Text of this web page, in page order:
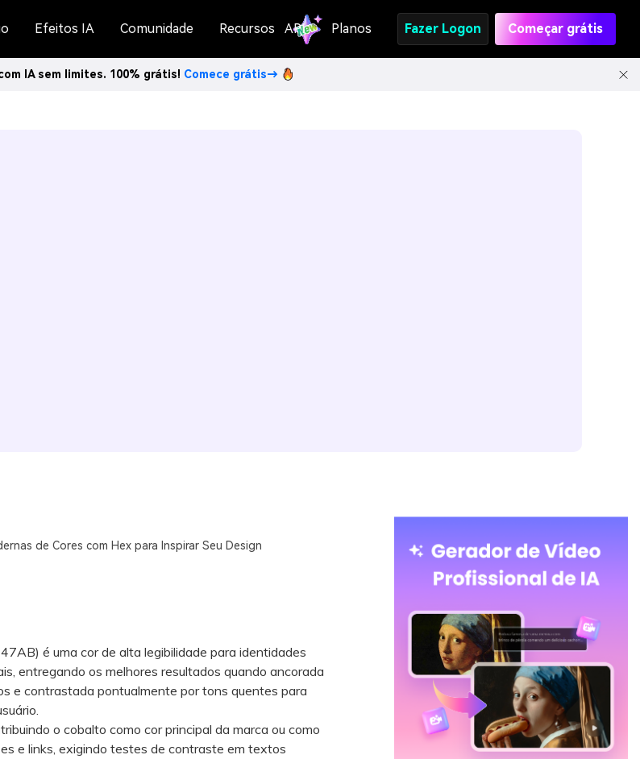
Efeitos IA Comunidade Recursos API Planos Fazer Logon Começar grátis
IA sem limites. 100% grátis! Comece grátis→
de Cores com Hex para Inspirar Seu Design
é uma cor de alta legibilidade para identidades
entregando os melhores resultados quando ancorada
e contrastada pontualmente por tons quentes para
o cobalto como cor principal da marca ou como
e links, exigindo testes de contraste em textos